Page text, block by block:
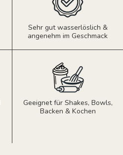
Sehr gut wasserlöslich &
angenehm im Geschmack
Geeignet für Shakes, Bowls,
Backen & Kochen